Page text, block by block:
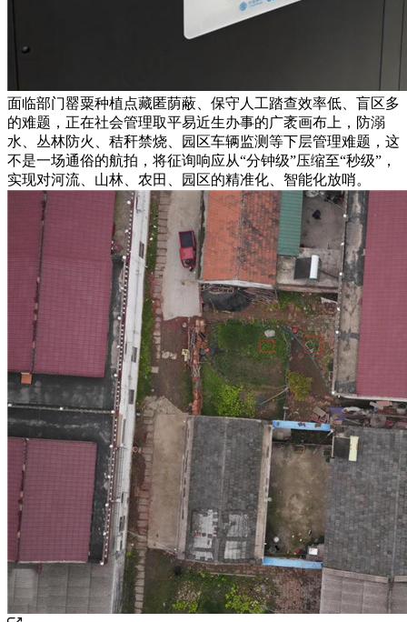
面临部门罂粟种植点藏匿荫蔽、保守人工踏查效率低、盲区多
的难题，正在社会管理取平易近生办事的广袤画布上，防溺
水、丛林防火、秸秆禁烧、园区车辆监测等下层管理难题，这
不是一场通俗的航拍，将征询响应从“分钟级”压缩至“秒级”，
实现对河流、山林、农田、园区的精准化、智能化放哨。